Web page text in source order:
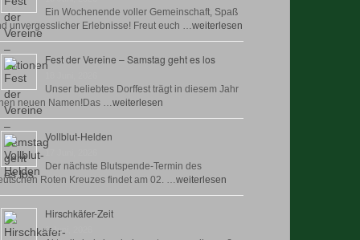
Ein Wochenende voller Gemeinschaft, Spaß
unvergesslicher Erlebnisse! Freut euch …weiterlesen
Fest der Vereine – Samstag geht es los
Unser beliebtes Dorffest trägt in diesem Jahr
neuen Namen!Das …weiterlesen
Vollblut-Helden
Der nächste Blutspende-Termin des
Roten Kreuzes findet am 02. …weiterlesen
Hirschkäfer-Zeit
9 Juni, 2026